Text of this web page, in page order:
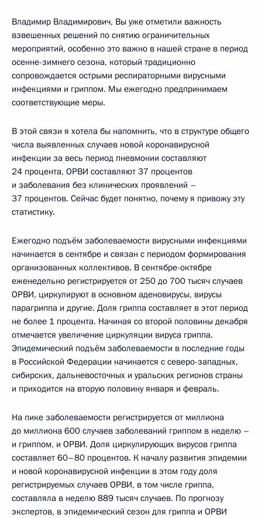
Владимир Владимирович, Вы уже отметили важность
взвешенных решений по снятию ограничительных
мероприятий, особенно это важно в нашей стране в период
осенне-зимнего сезона, который традиционно
сопровождается острыми респираторными вирусными
инфекциями и гриппом. Мы ежегодно предпринимаем
соответствующие меры.
В этой связи я хотела бы напомнить, что в структуре общего
числа выявленных случаев новой коронавирусной
инфекции за весь период пневмонии составляют
24 процента, ОРВИ составляют 37 процентов
и заболевания без клинических проявлений –
37 процентов. Сейчас будет понятно, почему я привожу эту
статистику.
Ежегодно подъём заболеваемости вирусными инфекциями
начинается в сентябре и связан с периодом формирования
организованных коллективов. В сентябре-октябре
еженедельно регистрируется от 250 до 700 тысяч случаев
ОРВИ, циркулируют в основном аденовирусы, вирусы
парагриппа и другие. Доля гриппа составляет в этот период
не более 1 процента. Начиная со второй половины декабря
отмечается увеличение циркуляции вируса гриппа.
Эпидемический подъём заболеваемости в последние годы
в Российской Федерации начинается с северо-западных,
сибирских, дальневосточных и уральских регионов страны
и приходится на вторую половину января и февраль.
На пике заболеваемости регистрируется от миллиона
до миллиона 600 случаев заболеваний гриппом в неделю –
и гриппом, и ОРВИ. Доля циркулирующих вирусов гриппа
составляет 60–80 процентов. К началу развития эпидемии
и новой коронавирусной инфекции в этом году доля
регистрируемых случаев ОРВИ, в том числе гриппа,
составляла в неделю 889 тысяч случаев. По прогнозу
экспертов, в эпидемический сезон для гриппа и ОРВИ